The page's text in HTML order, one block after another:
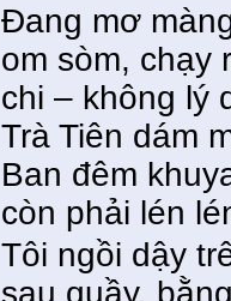
Đang mơ
om sòm, chạy
chi – không lý
Trà Tiên dám
Ban đêm
còn phải lén
Tôi ngồi dậy
sau quầy,